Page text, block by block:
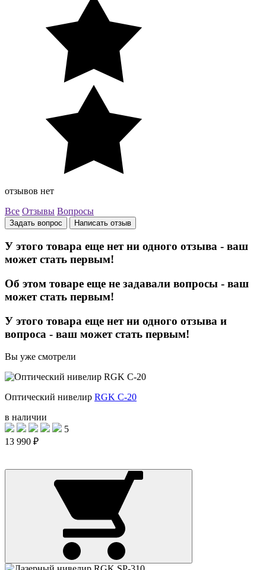
отзывов нет
Все Отзывы Вопросы
Задать вопрос Написать отзыв
У этого товара еще нет ни одного отзыва - ваш
может стать первым!
Об этом товаре еще не задавали вопросы - ваш
может стать первым!
У этого товара еще нет ни одного отзыва и
вопроса - ваш может стать первым!
Вы уже смотрели
Оптический нивелир RGK C-20
в наличии
5
13 990 ₽